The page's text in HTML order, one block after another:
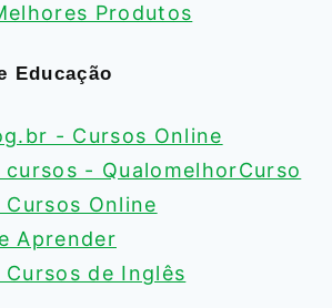
Produtos
Educação
- Cursos Online
cursos - QualomelhorCurso
Online
Aprender
Cursos de Inglês